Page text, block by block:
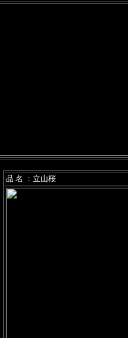
品 名 ：立山桜